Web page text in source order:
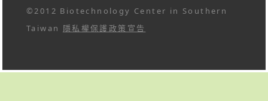
©2012 Biotechnology Center in Southern
Taiwan 隱私權保護政策宣告